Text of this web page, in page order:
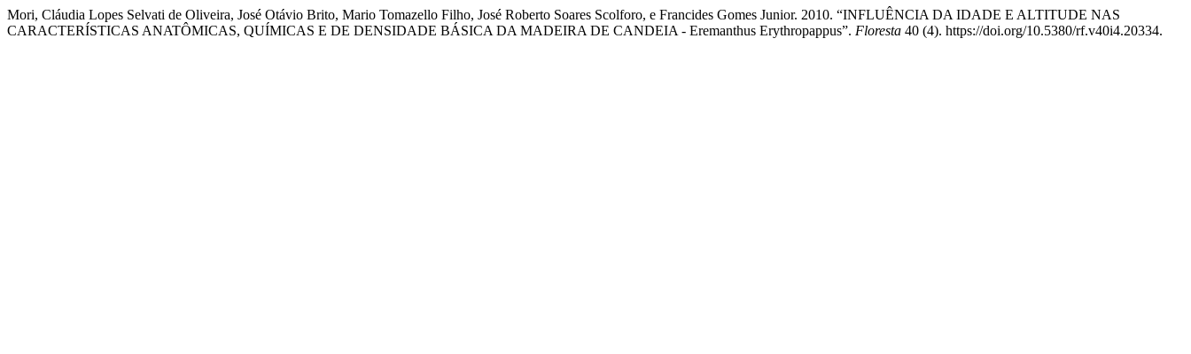
Mori, Cláudia Lopes Selvati de Oliveira, José Otávio Brito, Mario Tomazello Filho, José Roberto Soares Scolforo, e Francides Gomes Junior. 2010. “INFLUÊNCIA DA IDADE E ALTITUDE NAS
CARACTERÍSTICAS ANATÔMICAS, QUÍMICAS E DE DENSIDADE BÁSICA DA MADEIRA DE CANDEIA - Eremanthus Erythropappus”. Floresta 40 (4). https://doi.org/10.5380/rf.v40i4.20334.